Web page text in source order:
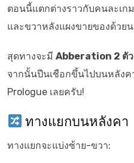
ตอนนี้แตกต่างราวกับคนละเก
และขวาหลังแผงขายของด้วย
สุดทางจะมี Abberation 2 ตัว
จากนั้นปีนเชือกขึ้นไปบนหลังค
Prologue เลยครับ!
ทางแยกบนหลังคา
ทางแยกจะแบ่งซ้าย-ขวา: